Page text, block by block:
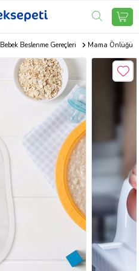
Bebek Beslenme Gereçleri Mama Önlüğü